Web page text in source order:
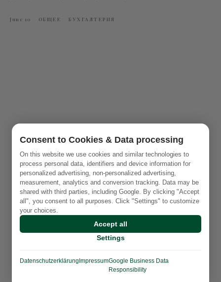
June 10 ОБЩЕЕ БУХГАЛТЕРИЯ
Consent to Cookies & Data processing
On this website we use cookies and similar technologies to
process personal data, identifiers and device information for
personalized advertising, non-personalized advertising,
measurement, analytics and conversion tracking. Data may be
shared with third parties, including Google. By clicking "Accept
all", you consent to all purposes. Click "Settings" to customize
your choices.
Accept all
Settings
Datenschutzerklärung ImpressumGoogle Business Data
Responsibility